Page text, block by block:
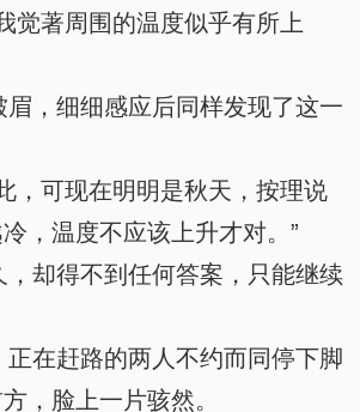
觉著周围的温度似乎有所上
，细细感应后同样发现了这一
，可现在明明是秋天，按理说
，温度不应该上升才对。”
却得不到任何答案，只能继续
在赶路的两人不约而同停下脚
，脸上一片骇然。